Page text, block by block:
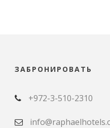
ЗАБРОНИРОВАТЬ
+972-3-510-2310